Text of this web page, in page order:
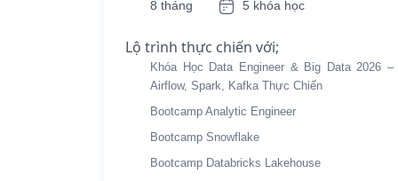
8 tháng 5 khóa học
Lộ trình thực chiến với;
Khóa Học Data Engineer & Big Data 2026 –
Airflow, Spark, Kafka Thực Chiến
Bootcamp Analytic Engineer
Bootcamp Snowflake
Bootcamp Databricks Lakehouse